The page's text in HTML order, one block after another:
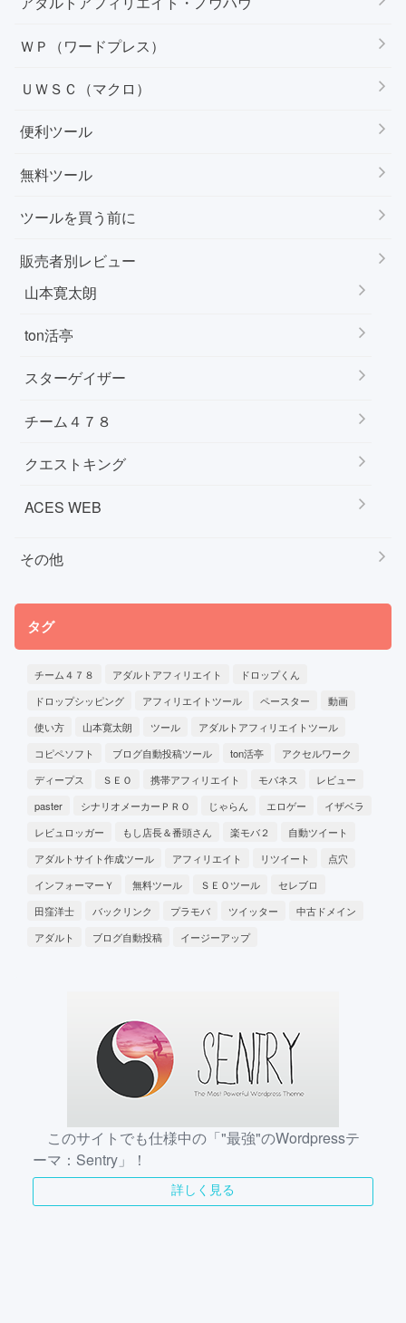
ＷＰ（ワードプレス）
ＵＷＳＣ（マクロ）
便利ツール
無料ツール
ツールを買う前に
販売者別レビュー
山本寛太朗
ton活亭
スターゲイザー
チーム４７８
クエストキング
ACES WEB
その他
タグ
チーム４７８ アダルトアフィリエイト
ドロップくん
ドロップシッピング
アフィリエイトツール ペースター
動画
使い方
山本寛太朗 ツール
アダルトアフィリエイトツール
コピペソフト
ブログ自動投稿ツール ton活亭
アクセルワーク
ディープス
ＳＥＯ 携帯アフィリエイト モバネス
レビュー
paster
シナリオメーカーＰＲＯ じゃらん エロゲー
イザベラ
レビュロッガー
もし店長＆番頭さん 楽モバ２
自動ツイート
アダルトサイト作成ツール
アフィリエイト リツイート
点穴
インフォーマーＹ
無料ツール ＳＥＯツール
セレブロ
田窪洋士
バックリンク プラモバ ツイッター
中古ドメイン
アダルト
ブログ自動投稿 イージーアップ
このサイトでも仕様中の「"最強"のWordpressテ
ーマ：Sentry」！
詳しく見る